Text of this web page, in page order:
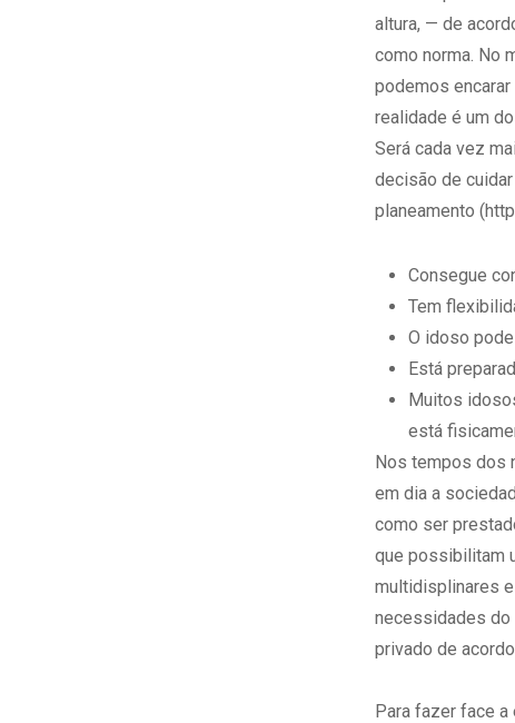
altura, — de
como norma. No
podemos encarar
realidade é um
Será cada vez
decisão de
planeamento (
Consegue
Tem
O idoso
Está
Muitos
está
Nos tempos dos
em dia a
como ser
que possibilitam
multidisplinares
necessidades do
privado de
Para fazer face a